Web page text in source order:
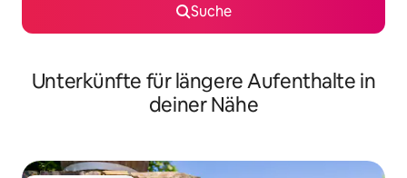
Suche
Unterkünfte für längere Aufenthalte in
deiner Nähe